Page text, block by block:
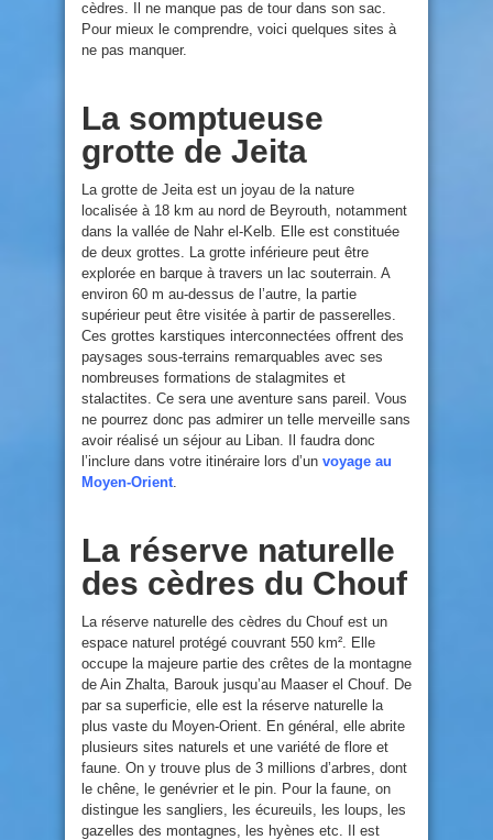
cèdres. Il ne manque pas de tour dans son sac.
Pour mieux le comprendre, voici quelques sites à
ne pas manquer.
La somptueuse
grotte de Jeita
La grotte de Jeita est un joyau de la nature
localisée à 18 km au nord de Beyrouth, notamment
dans la vallée de Nahr el-Kelb. Elle est constituée
de deux grottes. La grotte inférieure peut être
explorée en barque à travers un lac souterrain. A
environ 60 m au-dessus de l’autre, la partie
supérieur peut être visitée à partir de passerelles.
Ces grottes karstiques interconnectées offrent des
paysages sous-terrains remarquables avec ses
nombreuses formations de stalagmites et
stalactites. Ce sera une aventure sans pareil. Vous
ne pourrez donc pas admirer un telle merveille sans
avoir réalisé un séjour au Liban. Il faudra donc
l’inclure dans votre itinéraire lors d’un voyage au
Moyen-Orient
La réserve naturelle
des cèdres du Chouf
La réserve naturelle des cèdres du Chouf est un
espace naturel protégé couvrant 550 km². Elle
occupe la majeure partie des crêtes de la montagne
de Ain Zhalta, Barouk jusqu’au Maaser el Chouf. De
par sa superficie, elle est la réserve naturelle la
plus vaste du Moyen-Orient. En général, elle abrite
plusieurs sites naturels et une variété de flore et
faune. On y trouve plus de 3 millions d’arbres, dont
le chêne, le genévrier et le pin. Pour la faune, on
distingue les sangliers, les écureuils, les loups, les
gazelles des montagnes, les hyènes etc. Il est